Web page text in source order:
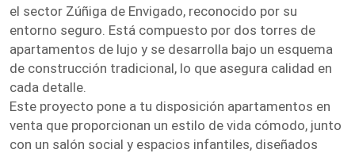
el sector Zúñiga de Envigado, reconocido por su
entorno seguro. Está compuesto por dos torres de
apartamentos de lujo y se desarrolla bajo un esquema
de construcción tradicional, lo que asegura calidad en
cada detalle.
Este proyecto pone a tu disposición apartamentos en
venta que proporcionan un estilo de vida cómodo, junto
con un salón social y espacios infantiles, diseñados